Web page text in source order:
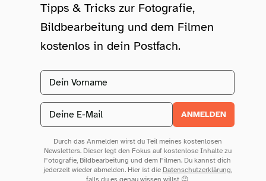
Tipps & Tricks zur Fotografie,
Bildbearbeitung und dem Filmen
kostenlos in dein Postfach.
Vorname
Email address ANMELDEN
Durch das Anmelden wirst du Teil meines kostenlosen
Newsletters. Dieser legt den Fokus auf kostenlose Inhalte zu
Fotografie, Bildbearbeitung und dem Filmen. Du kannst dich
jederzeit wieder abmelden. Hier ist die Datenschutzerklärung,